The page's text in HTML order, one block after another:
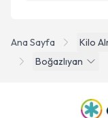
Ana Sayfa Kilo
Boğazlıyan